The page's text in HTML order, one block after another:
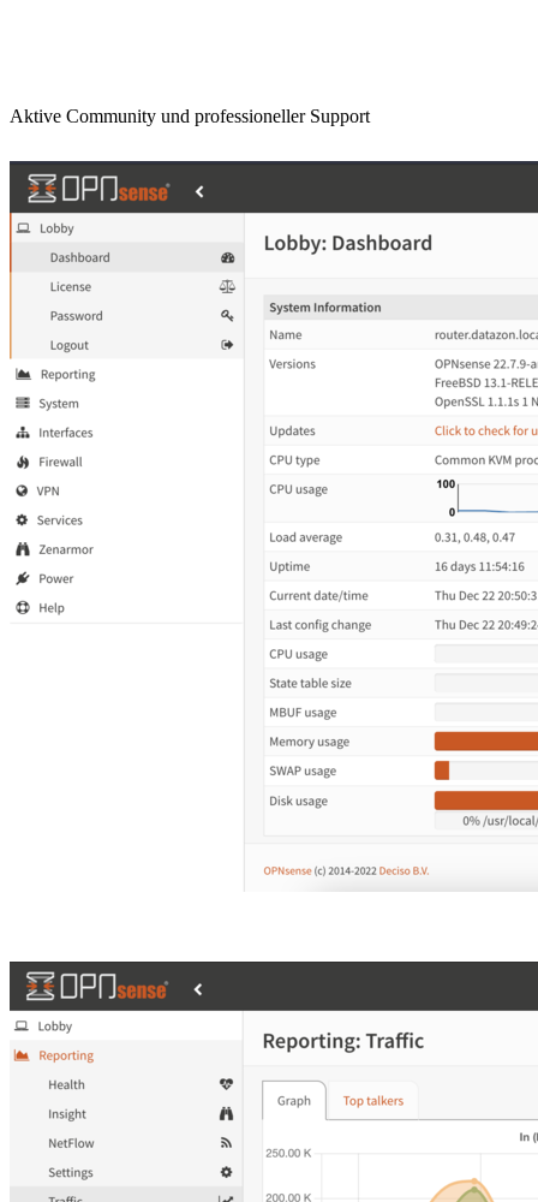
Aktive Community und professioneller Support